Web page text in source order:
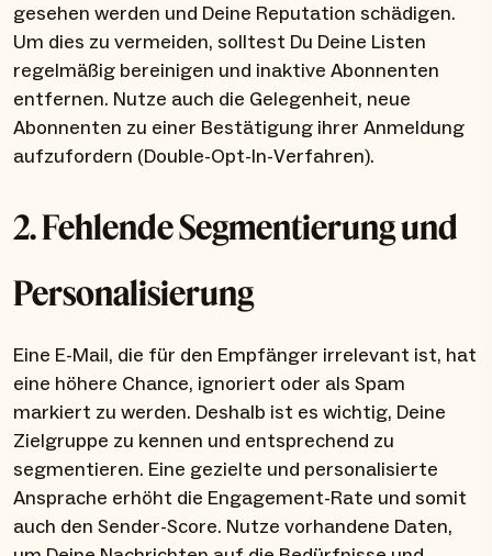
gesehen werden und Deine Reputation schädigen.
Um dies zu vermeiden, solltest Du Deine Listen
regelmäßig bereinigen und inaktive Abonnenten
entfernen. Nutze auch die Gelegenheit, neue
Abonnenten zu einer Bestätigung ihrer Anmeldung
aufzufordern (Double-Opt-In-Verfahren).
2. Fehlende Segmentierung und
Personalisierung
Eine E-Mail, die für den Empfänger irrelevant ist, hat
eine höhere Chance, ignoriert oder als Spam
markiert zu werden. Deshalb ist es wichtig, Deine
Zielgruppe zu kennen und entsprechend zu
segmentieren. Eine gezielte und personalisierte
Ansprache erhöht die Engagement-Rate und somit
auch den Sender-Score. Nutze vorhandene Daten,